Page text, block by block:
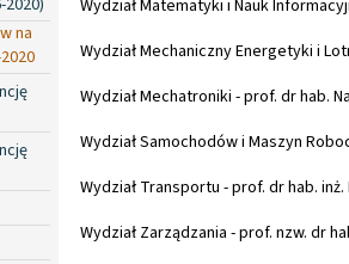
na
Wydział Matematyki i Nauk
Wydział Mechaniczny Energetyki i
Wydział Mechatroniki - prof. dr hab.
Wydział Samochodów i Maszyn
Wydział Transportu - prof. dr hab.
Wydział Zarządzania - prof. nzw. dr